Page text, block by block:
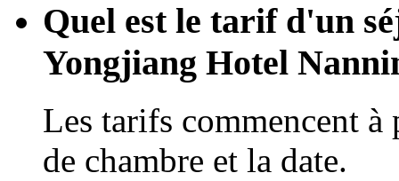
Quel est le tarif d'un
Yongjiang Hotel
Les tarifs commencent
de chambre et la date.